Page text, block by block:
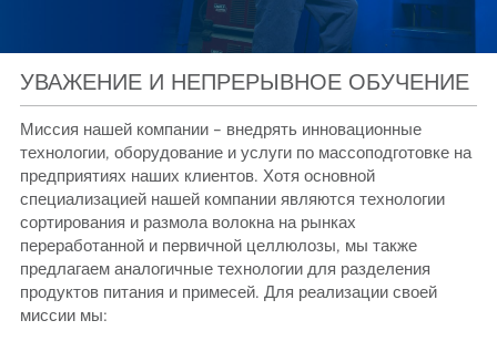
УВАЖЕНИЕ И НЕПРЕРЫВНОЕ ОБУЧЕНИЕ
Миссия нашей компании – внедрять инновационные
технологии, оборудование и услуги по массоподготовке на
предприятиях наших клиентов. Хотя основной
специализацией нашей компании являются технологии
сортирования и размола волокна на рынках
переработанной и первичной целлюлозы, мы также
предлагаем аналогичные технологии для разделения
продуктов питания и примесей. Для реализации своей
миссии мы: